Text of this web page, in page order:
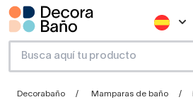
Decorabaño Mamparas de baño